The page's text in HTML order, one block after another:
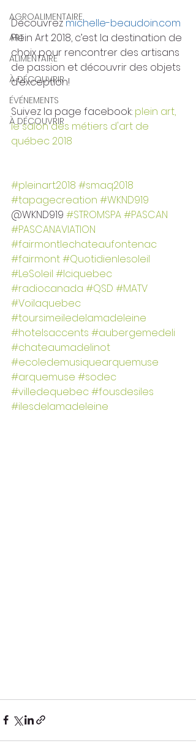
AGROALIMENTAIRE
ART
ALIMENTAIRE
À DÉCOUVRIR
ÉVÉNEMENTS
À DÉCOUVRIR
Découvrez michelle-beaudoin.com
Plein Art 2018, c’est la destination de
choix pour rencontrer des artisans
de passion et découvrir des objets
d’exception!
Suivez la page facebook: plein art,
le salon des métiers d'art de
québec 2018
#pleinart2018 #smaq2018
#tapagecreation #WKND919
@WKND919 #STROMSPA#PASCAN
#PASCANAVIATION
#fairmontlechateaufontenac
#fairmont#Quotidienlesoleil
#LeSoleil #Iciquebec
#radiocanada #QSD #MATV
#Voilaquebec
#toursimeiledelamadeleine
#hotelsaccents #aubergemedeli
#chateaumadelinot
#ecoledemusiquearquemuse
#arquemuse #sodec
#villedequebec#fousdesiles
#ilesdelamadeleine